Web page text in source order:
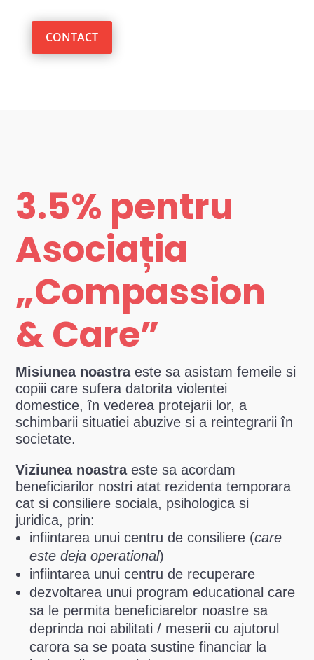
CONTACT
3.5% pentru
Asociația
„Compassion
& Care”
Misiunea noastra este sa asistam femeile si
copiii care sufera datorita violentei
domestice, în vederea protejarii lor, a
schimbarii situatiei abuzive si a reintegrarii în
societate.
Viziunea noastra este sa acordam
beneficiarilor nostri atat rezidenta temporara
cat si consiliere sociala, psihologica si
juridica, prin:
infiintarea unui centru de consiliere (care
este deja operational)
infiintarea unui centru de recuperare
dezvoltarea unui program educational care
sa le permita beneficiarelor noastre sa
deprinda noi abilitati / meserii cu ajutorul
carora sa se poata sustine financiar la